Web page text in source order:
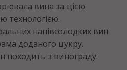
вина за цією
технологією.
напівсолодких вин
доданого цукру.
походить з винограду.